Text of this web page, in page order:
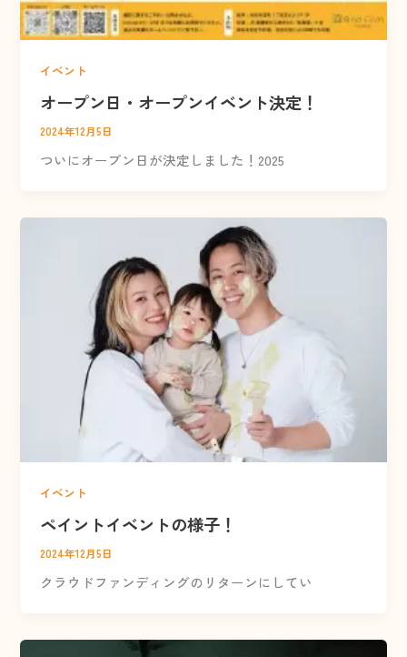
イベント
オープン日・オープンイベント決定！
2024年12月5日
ついにオープン日が決定しました！2025
イベント
ペイントイベントの様子！
2024年12月5日
クラウドファンディングのリターンにしてい